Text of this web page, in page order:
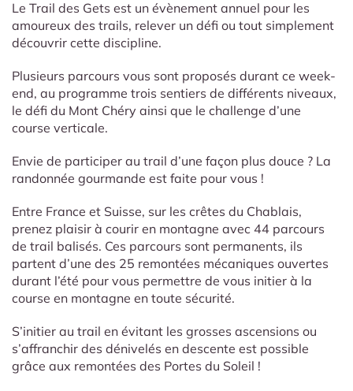
Le Trail des Gets est un évènement annuel pour les
amoureux des trails, relever un défi ou tout simplement
découvrir cette discipline.
Plusieurs parcours vous sont proposés durant ce week-
end, au programme trois sentiers de différents niveaux,
le défi du Mont Chéry ainsi que le challenge d’une
course verticale.
Envie de participer au trail d’une façon plus douce ? La
randonnée gourmande est faite pour vous !
Entre France et Suisse, sur les crêtes du Chablais,
prenez plaisir à courir en montagne avec 44 parcours
de trail balisés. Ces parcours sont permanents, ils
partent d’une des 25 remontées mécaniques ouvertes
durant l’été pour vous permettre de vous initier à la
course en montagne en toute sécurité.
S’initier au trail en évitant les grosses ascensions ou
s’affranchir des dénivelés en descente est possible
grâce aux remontées des Portes du Soleil !